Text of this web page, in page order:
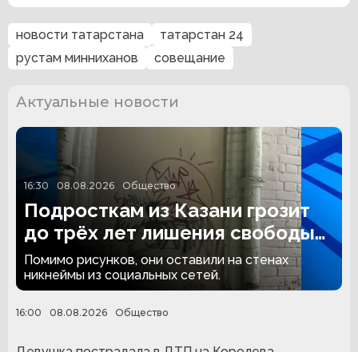
новости татарстана
татарстан 24
рустам минниханов
совещание
Актуальные новости
16:30 08.08.2026 Общество
Подросткам из Казани грозит
до трёх лет лишения свободы
за граффити
Помимо рисунков, они оставили на стенах
никнеймы из социальных сетей.
16:00 08.08.2026 Общество